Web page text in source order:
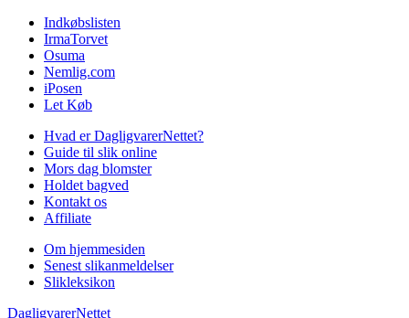
Indkøbslisten
IrmaTorvet
Osuma
Nemlig.com
iPosen
Let Køb
Hvad er DagligvarerNettet?
Guide til slik online
Mors dag blomster
Holdet bagved
Kontakt os
Affiliate
Om hjemmesiden
Senest slikanmeldelser
Slikleksikon
DagligvarerNettet